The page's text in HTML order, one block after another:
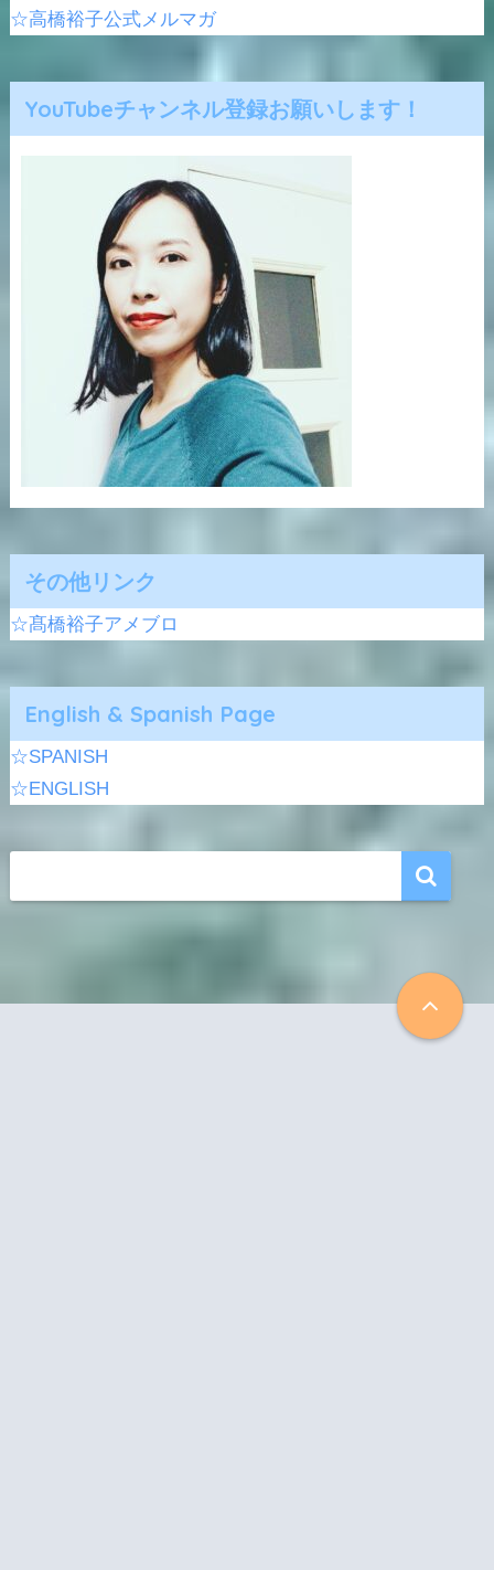
☆高橋裕子公式メルマガ
YouTubeチャンネル登録お願いします！
その他リンク
☆髙橋裕子アメブロ
English & Spanish Page
☆SPANISH
☆ENGLISH